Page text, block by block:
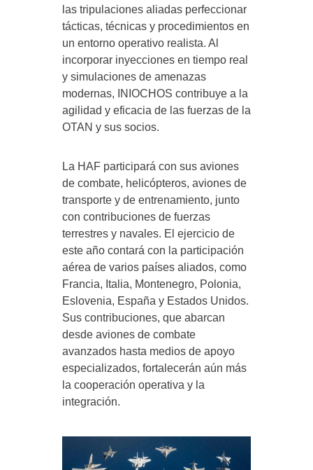
las tripulaciones aliadas perfeccionar
tácticas, técnicas y procedimientos en
un entorno operativo realista. Al
incorporar inyecciones en tiempo real
y simulaciones de amenazas
modernas, INIOCHOS contribuye a la
agilidad y eficacia de las fuerzas de la
OTAN y sus socios.
La HAF participará con sus aviones
de combate, helicópteros, aviones de
transporte y de entrenamiento, junto
con contribuciones de fuerzas
terrestres y navales. El ejercicio de
este año contará con la participación
aérea de varios países aliados, como
Francia, Italia, Montenegro, Polonia,
Eslovenia, España y Estados Unidos.
Sus contribuciones, que abarcan
desde aviones de combate
avanzados hasta medios de apoyo
especializados, fortalecerán aún más
la cooperación operativa y la
integración.